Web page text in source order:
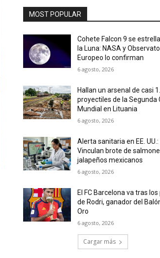
MOST POPULAR
Cohete Falcon 9 se
la Luna: NASA y
Europeo lo confirman
6 agosto, 2026
Hallan un arsenal de casi
proyectiles de la Segunda
Mundial en Lituania
6 agosto, 2026
Alerta sanitaria en EE. UU.:
Vinculan brote de
jalapeños mexicanos
6 agosto, 2026
El FC Barcelona va tras los
de Rodri, ganador del
Oro
6 agosto, 2026
Cargar más